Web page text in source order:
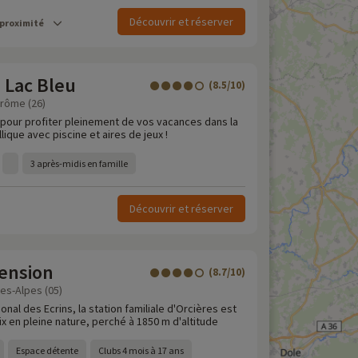
Découvrir et réserver
Bleu (8.5/10)
(26)
profiter pleinement de vos vacances dans la
avec piscine et aires de jeux !
3 après-midis en famille
Découvrir et réserver
(8.7/10)
Alpes (05)
des Ecrins, la station familiale d'Orcières est
en pleine nature, perché à 1850 m d'altitude
Espace détente Clubs 4 mois à 17 ans